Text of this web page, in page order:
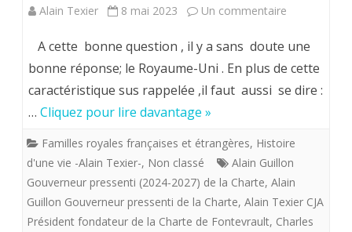
Alain Texier 8 mai 2023 Un commentaire
de
Charles
le
pressenti
A cette bonne question , il y a sans doute une
bonne réponse; le Royaume-Uni . En plus de cette
caractéristique sus rappelée ,il faut aussi se dire :
… Cliquez pour lire davantage »
Familles royales françaises et étrangères, Histoire
d'une vie -Alain Texier-, Non classé
Alain Guillon
Gouverneur pressenti (2024-2027) de la Charte, Alain
Guillon Gouverneur pressenti de la Charte, Alain Texier CJA
Président fondateur de la Charte de Fontevrault, Charles